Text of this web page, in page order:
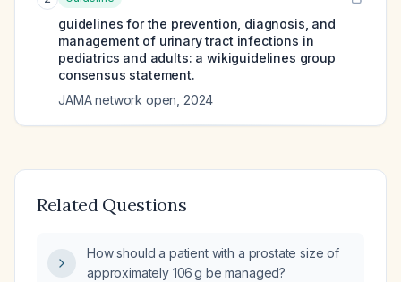
guidelines for the prevention, diagnosis, and
management of urinary tract infections in
pediatrics and adults: a wikiguidelines group
consensus statement.
JAMA network open 2024
Related Questions
How should a patient with a prostate size of
approximately 106 g be managed?